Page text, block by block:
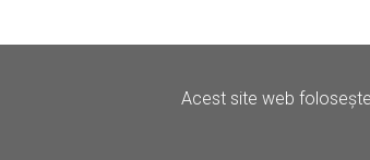
Acest site web